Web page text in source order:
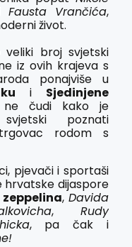
Fausta Vrančića,
život.
veliki broj svjetski
iz ovih krajeva s
ponajviše u
i Sjedinjene
čudi kako je
poznati
rodom s
pjevači i sportaši
hrvatske dijaspore
zeppelina, Davida
, Rudy
, pa čak i